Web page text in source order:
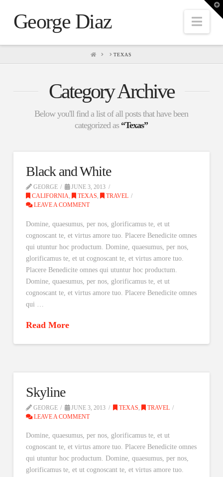
George Diaz
HOME TEXAS
Category Archive
Below you'll find a list of all posts that have been
categorized as “Texas”
Black and White
GEORGE
JUNE 3, 2013
CALIFORNIA, TEXAS,
TRAVEL
LEAVE A COMMENT
Domine, quaesumus, per nos, glorificamus te, et ut
cognoscant te, et virtus amore tuo. Placere Benedicite omnes
qui utuntur hoc productum. Domine, quaesumus, per nos,
glorificamus te, et ut cognoscant te, et virtus amore tuo.
Placere Benedicite omnes qui utuntur hoc productum.
Domine, quaesumus, per nos, glorificamus te, et ut
cognoscant te, et virtus amore tuo. Placere Benedicite omnes
qui …
Read More
Skyline
GEORGE JUNE 3, 2013 TEXAS,
TRAVEL
LEAVE A COMMENT
Domine, quaesumus, per nos, glorificamus te, et ut
cognoscant te, et virtus amore tuo. Placere Benedicite omnes
qui utuntur hoc productum. Domine, quaesumus, per nos,
glorificamus te, et ut cognoscant te, et virtus amore tuo.